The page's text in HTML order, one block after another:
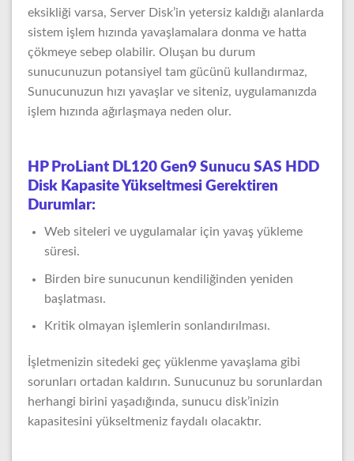
eksikliği varsa, Server Disk’in yetersiz kaldığı alanlarda
sistem işlem hızında yavaşlamalara donma ve hatta
çökmeye sebep olabilir. Oluşan bu durum
sunucunuzun potansiyel tam gücünü kullandırmaz,
Sunucunuzun hızı yavaşlar ve siteniz, uygulamanızda
işlem hızında ağırlaşmaya neden olur.
HP ProLiant DL120 Gen9 Sunucu SAS HDD
Disk Kapasite Yükseltmesi Gerektiren
Durumlar:
Web siteleri ve uygulamalar için yavaş yükleme
süresi.
Birden bire sunucunun kendiliğinden yeniden
başlatması.
Kritik olmayan işlemlerin sonlandırılması.
İşletmenizin sitedeki geç yüklenme yavaşlama gibi
sorunları ortadan kaldırın. Sunucunuz bu sorunlardan
herhangi birini yaşadığında, sunucu disk’inizin
kapasitesini yükseltmeniz faydalı olacaktır.